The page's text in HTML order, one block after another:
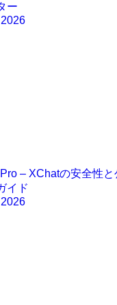
ー
– XChatの安全性と
イド